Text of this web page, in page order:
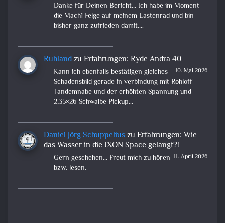
Danke für Deinen Bericht... Ich habe im Moment
die Mach1 Felge auf meinem Lastenrad und bin
bisher ganz zufrieden damit.…
Ruhlandzu Erfahrungen: Ryde Andra 40
10. Mai 2026
Kann ich ebenfalls bestätigen gleiches
Schadensbild gerade in verbindung mit Rohloff
Tandemnabe und der erhöhten Spannung und
2,35×26 Schwalbe Pickup…
Daniel Jörg Schuppeliuszu Erfahrungen: Wie
das Wasser in die IXON Space gelangt?!
11. April 2026
Gern geschehen... Freut mich zu hören
bzw. lesen.